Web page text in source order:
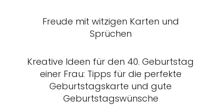
Freude mit witzigen Karten und
Sprüchen
Kreative Ideen für den 40. Geburtstag
einer Frau: Tipps für die perfekte
Geburtstagskarte und gute
Geburtstagswünsche